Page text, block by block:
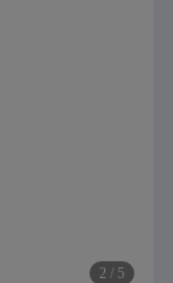
2 / 5